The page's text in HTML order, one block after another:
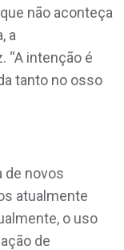
não aconteça
a
“A intenção é
tanto no osso
de novos
atualmente
o uso
de